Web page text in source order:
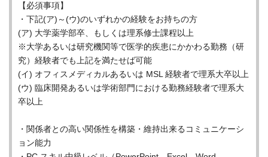
【必須事項】
・下記(ア)～(ウ)のいずれかの経験をお持ちの方
(ア) 大学薬学部卒、もしくは理系修士課程以上
※大学あるいは研究機関等で医学的疾患にかかわる勤務（研
究）経験者でも上記を満たせば可能
(イ) オフィスメディカルあるいは MSL 経験者で理系大卒以上
(ウ) 臨床開発あるいは学術部門における勤務経験者で理系大
卒以上
・関係者との高い関係性を構築・維持出来るコミュニケーシ
ョン能力